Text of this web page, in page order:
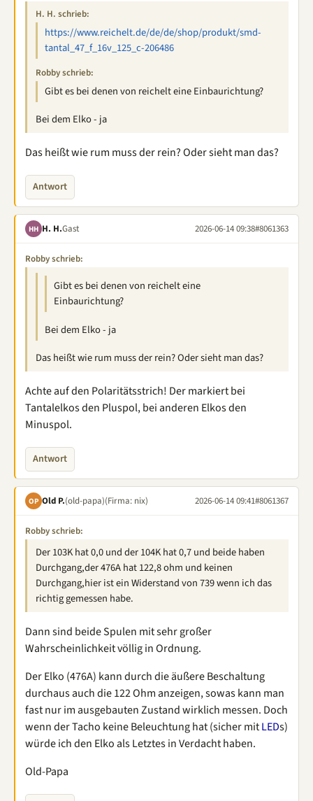
H. H. schrieb:
https://www.reichelt.de/de/de/shop/produkt/smd-
tantal_47_f_16v_125_c-206486
Robby schrieb:
Gibt es bei denen von reichelt eine Einbaurichtung?
Bei dem Elko - ja
Das heißt wie rum muss der rein? Oder sieht man das?
Antwort
HH H. H.Gast 2026-06-14 09:38#8061363
Robby schrieb:
Gibt es bei denen von reichelt eine
Einbaurichtung?
Bei dem Elko - ja
Das heißt wie rum muss der rein? Oder sieht man das?
Achte auf den Polaritätsstrich! Der markiert bei
Tantalelkos den Pluspol, bei anderen Elkos den
Minuspol.
Antwort
OP Old P.(old-papa)(Firma: nix) 2026-06-14 09:41#8061367
Robby schrieb:
Der 103K hat 0,0 und der 104K hat 0,7 und beide haben
Durchgang,der 476A hat 122,8 ohm und keinen
Durchgang,hier ist ein Widerstand von 739 wenn ich das
richtig gemessen habe.
Dann sind beide Spulen mit sehr großer
Wahrscheinlichkeit völlig in Ordnung.
Der Elko (476A) kann durch die äußere Beschaltung
durchaus auch die 122 Ohm anzeigen, sowas kann man
fast nur im ausgebauten Zustand wirklich messen. Doch
wenn der Tacho keine Beleuchtung hat (sicher mitLEDs)
würde ich den Elko als Letztes in Verdacht haben.
Old-Papa